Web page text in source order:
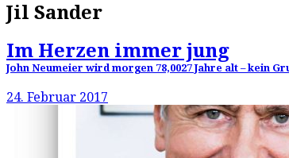
Jil Sander
Im Herzen immer jung
John Neumeier wird morgen 78,0027 Jahre alt – kein
24. Februar 2017